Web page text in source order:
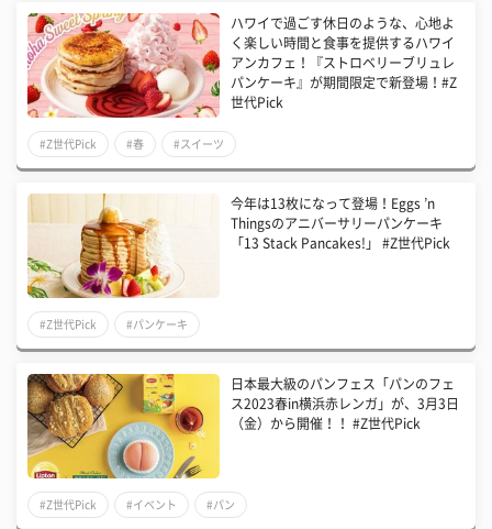
ハワイで過ごす休日のような、心地よ
く楽しい時間と食事を提供するハワイ
アンカフェ！『ストロベリーブリュレ
パンケーキ』が期間限定で新登場！#Z
世代Pick
#Z世代Pick #春 #スイーツ
今年は13枚になって登場！Eggs ’n
Thingsのアニバーサリーパンケーキ
「13 Stack Pancakes!」 #Z世代Pick
#Z世代Pick #パンケーキ
日本最大級のパンフェス「パンのフェ
ス2023春in横浜赤レンガ」が、3月3日
（金）から開催！！ #Z世代Pick
#Z世代Pick #イベント #パン